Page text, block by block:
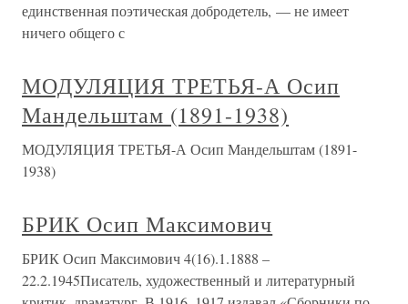
единственная поэтическая добродетель, — не имеет
ничего общего с
МОДУЛЯЦИЯ ТРЕТЬЯ-А Осип
Мандельштам (1891-1938)
МОДУЛЯЦИЯ ТРЕТЬЯ-А Осип Мандельштам (1891-
1938)
БРИК Осип Максимович
БРИК Осип Максимович 4(16).1.1888 –
22.2.1945Писатель, художественный и литературный